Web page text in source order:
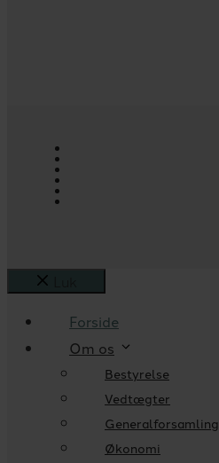
Forside
Om os
Bestyrelse
Vedtægter
Generalforsamling
Økonomi